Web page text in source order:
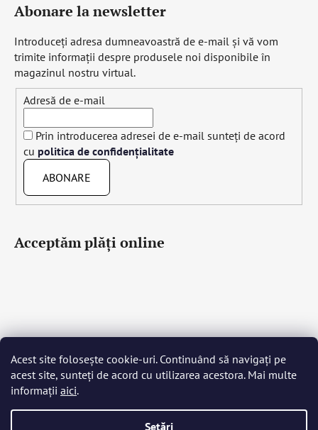
Acest site folosește cookie-uri. Continuând să navigați pe
acest site, sunteți de acord cu utilizarea acestora. Mai multe
informații aici.
Setări
Abonare la newsletter
Introduceţi adresa dumneavoastră de e-mail şi vă vom
trimite informaţii despre produsele noi disponibile în
magazinul nostru virtual.
Adresă de e-mail
Prin introducerea adresei de e-mail sunteți de acord
cu politica de confidențialitate
ABONARE
Acceptăm plăţi online
Čeština Slovenčina English Deutsch Magyar
Język polski
Română Italiano Español Français
Português
Nederlands Українська Ελληνικά Svenska Dansk